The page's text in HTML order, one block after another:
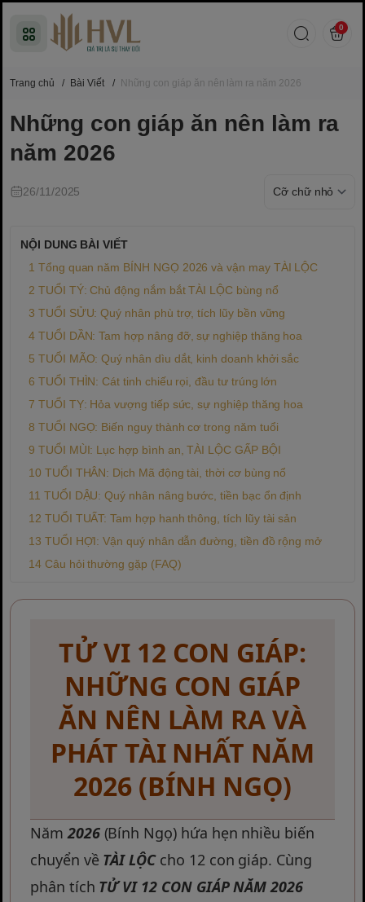
0
Trang chủ / Bài Viết / Những con giáp ăn nên làm ra năm 2026
Những con giáp ăn nên làm ra
năm 2026
26/11/2025
NỘI DUNG BÀI VIẾT
Tổng quan năm BÍNH NGỌ 2026 và vận may TÀI LỘC
TUỔI TÝ: Chủ động nắm bắt TÀI LỘC bùng nổ
TUỔI SỬU: Quý nhân phù trợ, tích lũy bền vững
TUỔI DẦN: Tam hợp nâng đỡ, sự nghiệp thăng hoa
TUỔI MÃO: Quý nhân dìu dắt, kinh doanh khởi sắc
TUỔI THÌN: Cát tinh chiếu rọi, đầu tư trúng lớn
TUỔI TỴ: Hỏa vượng tiếp sức, sự nghiệp thăng hoa
TUỔI NGỌ: Biến nguy thành cơ trong năm tuổi
TUỔI MÙI: Lục hợp bình an, TÀI LỘC GẤP BỘI
TUỔI THÂN: Dịch Mã động tài, thời cơ bùng nổ
TUỔI DẬU: Quý nhân nâng bước, tiền bạc ổn định
TUỔI TUẤT: Tam hợp hanh thông, tích lũy tài sản
TUỔI HỢI: Vận quý nhân dẫn đường, tiền đồ rộng mở
Câu hỏi thường gặp (FAQ)
TỬ VI 12 CON GIÁP:
NHỮNG CON GIÁP
ĂN NÊN LÀM RAVÀ
PHÁT TÀI NHẤT NĂM
2026 (BÍNH NGỌ)
Năm 2026(Bính Ngọ) hứa hẹn nhiều biến
chuyển về TÀI LỘCcho 12 con giáp. Cùng
phân tích TỬ VI 12 CON GIÁP NĂM 2026